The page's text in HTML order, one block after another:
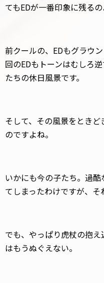
てもEDが一番印象に残るの
前クールの、EDもグラウ
回のEDもトーンはむしろ
たちの休日風景です。
そして、その風景をとき
のですよね。
いかにも今の子たち。過
てしまったわけですが、そ
でも、やっぱり虎杖の抱
はもうぬぐえない。